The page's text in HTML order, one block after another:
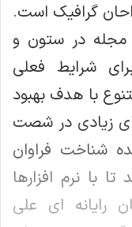
گرافیک است.
مجله در ستون و
شرایط فعلی
با هدف بهبود
زیادی در شصت
شناخت فراوان
با نرم افزارها
رایانه ای علی